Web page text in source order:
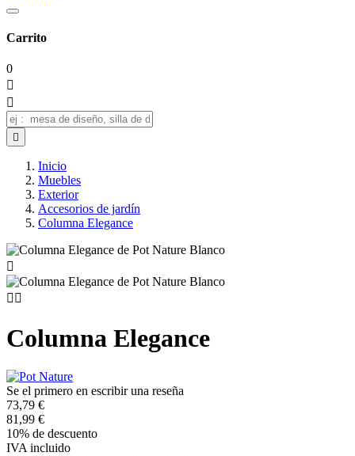
Carrito
0



Inicio
Muebles
Exterior
Accesorios de jardín
Columna Elegance

 
Columna Elegance
Se el primero en escribir una reseña
73,79 €
81,99 €
10% de descuento
IVA incluido